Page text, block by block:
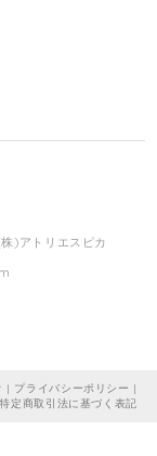
)アトリエスピカ
| プライバシーポリシー |
特定商取引法に基づく表記